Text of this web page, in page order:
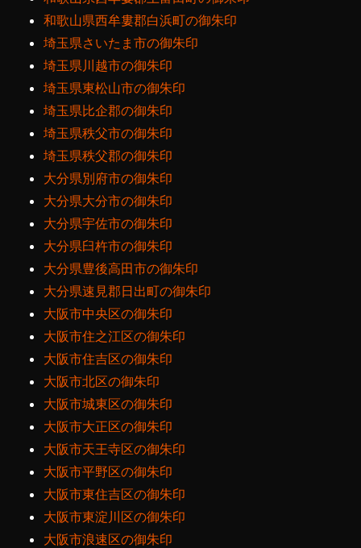
和歌山県西牟婁郡白浜町の御朱印
埼玉県さいたま市の御朱印
埼玉県川越市の御朱印
埼玉県東松山市の御朱印
埼玉県比企郡の御朱印
埼玉県秩父市の御朱印
埼玉県秩父郡の御朱印
大分県別府市の御朱印
大分県大分市の御朱印
大分県宇佐市の御朱印
大分県臼杵市の御朱印
大分県豊後高田市の御朱印
大分県速見郡日出町の御朱印
大阪市中央区の御朱印
大阪市住之江区の御朱印
大阪市住吉区の御朱印
大阪市北区の御朱印
大阪市城東区の御朱印
大阪市大正区の御朱印
大阪市天王寺区の御朱印
大阪市平野区の御朱印
大阪市東住吉区の御朱印
大阪市東淀川区の御朱印
大阪市浪速区の御朱印